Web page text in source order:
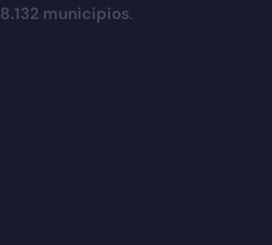
8.132 municipios.